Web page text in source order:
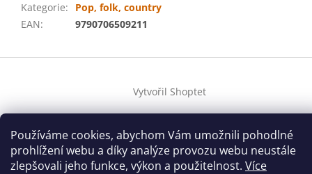
Používáme cookies, abychom Vám umožnili pohodlné
prohlížení webu a díky analýze provozu webu neustále
zlepšovali jeho funkce, výkon a použitelnost. Více
Kategorie:
Pop, folk, country
EAN: 9790706509211
Z
a
Vytvořil Shoptet
Copyright 2026houslovyklic.cz . Všechna práva vyhrazena.